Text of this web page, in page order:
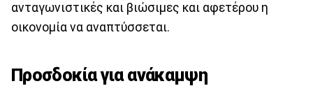
ανταγωνιστικές και βιώσιμες και αφετέρου η
οικονομία να αναπτύσσεται.
Προσδοκία για ανάκαμψη